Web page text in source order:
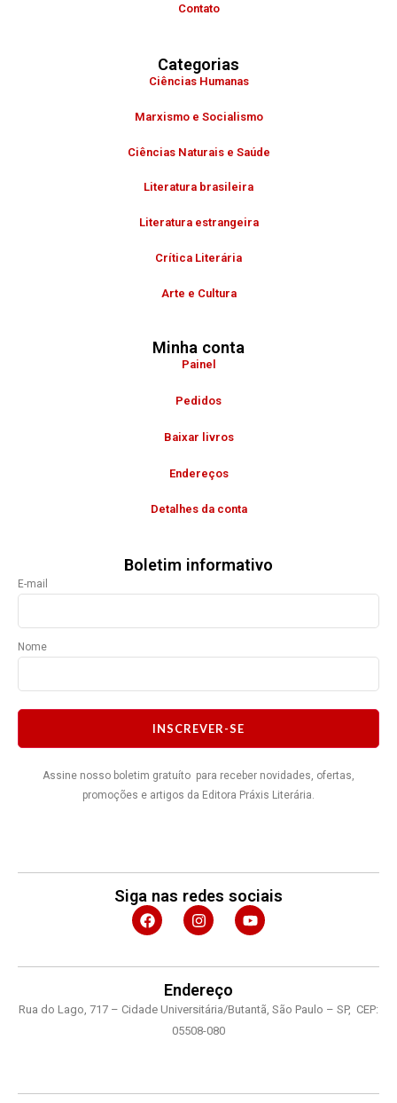
Contato
Categorias
Ciências Humanas
Marxismo e Socialismo
Ciências Naturais e Saúde
Literatura brasileira
Literatura estrangeira
Crítica Literária
Arte e Cultura
Minha conta
Painel
Pedidos
Baixar livros
Endereços
Detalhes da conta
Boletim informativo
E-mail
Nome
INSCREVER-SE
Assine nosso boletim gratuíto para receber novidades, ofertas,
promoções e artigos da Editora Práxis Literária.
Siga nas redes sociais
F
a
b
o
k
I
n
a
g
r
a
m
Y
o
u
Endereço
Rua do Lago, 717 – Cidade Universitária/Butantã, São Paulo – SP, CEP:
05508-080